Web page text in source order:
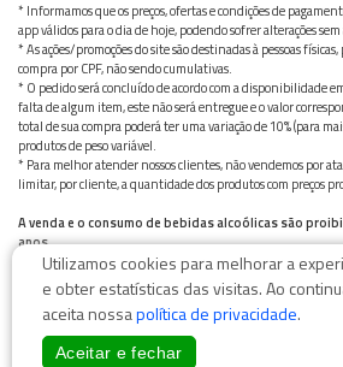
* Informamos que os preços, ofertas e condições de
app válidos para o dia de hoje, podendo sofrer alterações
* As ações/promoções do site são destinadas à pessoas
compra por CPF, não sendo cumulativas.
* O pedido será concluído de acordo com a disponibilidade
falta de algum item, este não será entregue e o valor
total de sua compra poderá ter uma variação de 10% (para
produtos de peso variável.
* Para melhor atender nossos clientes, não vendemos por
limitar, por cliente, a quantidade dos produtos com preços
A venda e o consumo de bebidas alcoólicas são
anos.
Bebida alcoólica pode causar dependência química e, em
Beba com moderação
Utilizamos cookies para melhorar a
e obter estatísticas das visitas. Ao
aceita nossapolítica de privacidade.
Aceitar e fechar